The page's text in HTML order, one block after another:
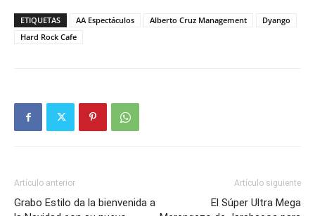
ETIQUETAS AA Espectáculos Alberto Cruz Management
Dyango
Hard Rock Cafe
Artículo anterior
Grabo Estilo da la bienvenida a
Artículo siguiente
El Súper Ultra Mega